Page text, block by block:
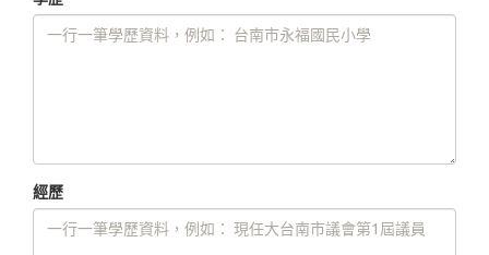
經歷